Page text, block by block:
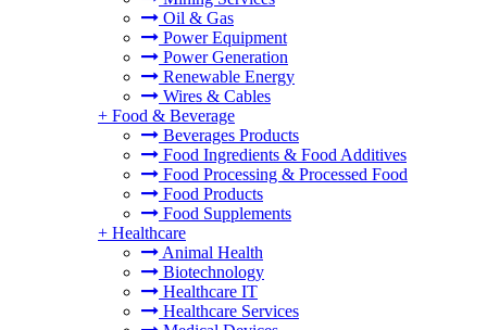
Oil & Gas
Power Equipment
Power Generation
Renewable Energy
Wires & Cables
+ Food & Beverage
Beverages Products
Food Ingredients & Food Additives
Food Processing & Processed Food
Food Products
Food Supplements
+ Healthcare
Animal Health
Biotechnology
Healthcare IT
Healthcare Services